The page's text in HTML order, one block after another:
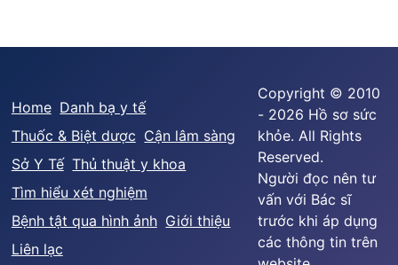
Home Danh bạ y tế
Thuốc & Biệt dược Cận lâm sàng
Sở Y Tế Thủ thuật y khoa
Tìm hiểu xét nghiệm
Bệnh tật qua hình ảnh Giới thiệu
Liên lạc
Copyright © 2010
- 2026 Hồ sơ sức
khỏe. All Rights
Reserved.
Người đọc nên tư
vấn với Bác sĩ
trước khi áp dụng
các thông tin trên